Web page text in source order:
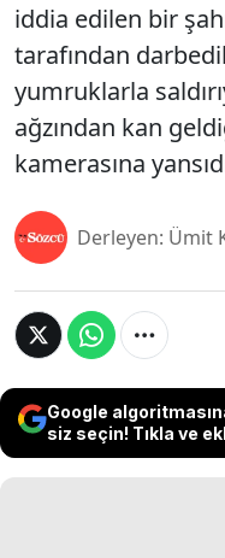
iddia edilen bir
tarafından
yumruklarla
ağzından kan
kamerasına
Derleyen: Ümit
Google
siz seçin! Tıkla ve